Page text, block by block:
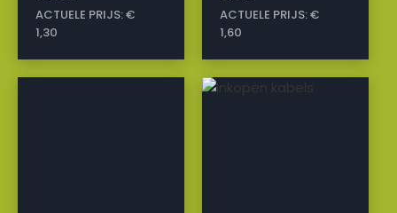
ACTUELE PRIJS:€
1,30
ACTUELE PRIJS:€
1,60
a